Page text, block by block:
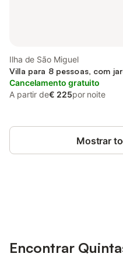
Ilha de São Miguel
Villa para 8 pessoas, com
Cancelamento gratuito
A partir de€ 225por noite
Mostrar
Encontrar